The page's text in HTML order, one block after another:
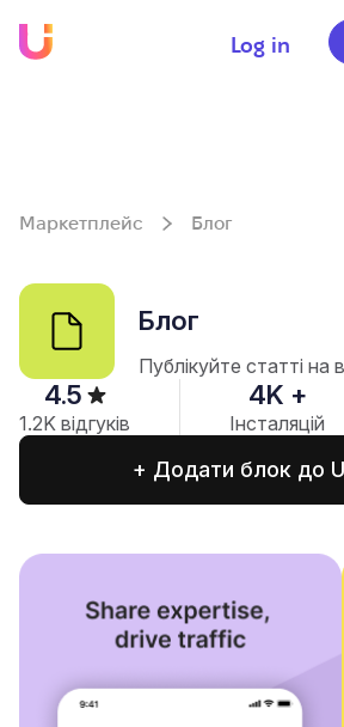
Log in
Маркетплейс Блог
Блог
Публікуйте статті на
4.5
1.2K відгуків
4K +
Інсталяцій
+ Додати блок до